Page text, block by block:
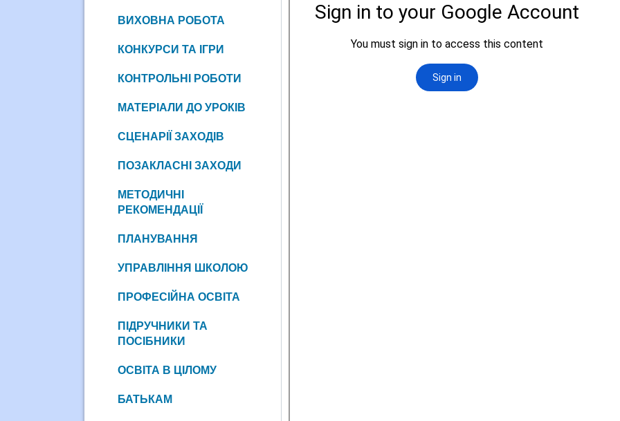
ВИХОВНА РОБОТА
КОНКУРСИ ТА ІГРИ
КОНТРОЛЬНІ РОБОТИ
МАТЕРІАЛИ ДО УРОКІВ
СЦЕНАРІЇ ЗАХОДІВ
ПОЗАКЛАСНІ ЗАХОДИ
МЕТОДИЧНІ
РЕКОМЕНДАЦІЇ
ПЛАНУВАННЯ
УПРАВЛІННЯ ШКОЛОЮ
ПРОФЕСІЙНА ОСВІТА
ПІДРУЧНИКИ ТА
ПОСІБНИКИ
ОСВІТА В ЦІЛОМУ
БАТЬКАМ